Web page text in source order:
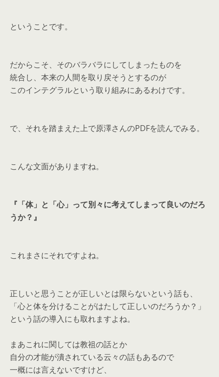
ということです。
だからこそ、そのバラバラにしてしまったものを
統合し、本来の人間を取り戻そうとするのが
このインテグラルという取り組みにあるわけです。
で、それを踏まえた上で原澤さんのPDFを読んでみる。
こんな文面がありますね。
『「体」と「心」って別々に考えてしまって良いのだろ
うか？』
これまさにそれですよね。
正しいと思うことが正しいとは限らないという話も、
「心と体を分けることがはたして正しいのだろうか？」
という話の導入にも取れますよね。
まあこれに関しては教祖の話とか
自分の才能が潰されている云々の話もあるので
一概には言えないですけど、